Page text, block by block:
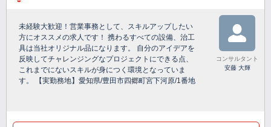
未経験大歓迎！営業事務として、スキルアップしたい
方にオススメの求人です！ 携わるすべての設備、治工
具は当社オリジナル品になります。 自分のアイデアを
反映してチャレンジングなプロジェクトにできる点、
これまでにないスキルが身につく環境となっていま
す。 【実勤務地】愛知県/豊田市四郷町宮下河原/1番地
コンサルタント
安藤 大輝